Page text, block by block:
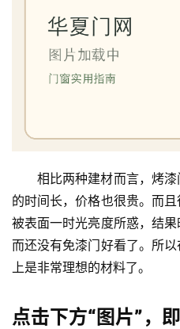
装
安
装
登录
相比两种建材而言，烤
的时间长，价格也很贵。而
被表面一时光亮度所惑，结
而还没有免漆门好看了。所
上是非常理想的材料了。
点击下方“图片”，